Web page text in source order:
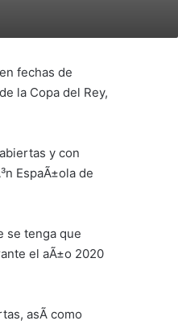
fechas de
la Copa del Rey,
y con
EspaÃ±ola de
se tenga que
el aÃ±o 2020
asÃ­ como